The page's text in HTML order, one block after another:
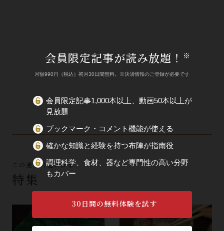
この連載の他の記事
特集
会員限定記事が読み放題！ ※
月額990円（税込）初月30日間無料。※決済情報のご登録が必要です
会員限定記事1,000本以上、動画50本以上が
見放題
ブックマーク・コメント機能が使える
確かな知識と経験を持つ布陣が指南役
調理科学、食材、器など専門性の高い分野
もカバー
30日間の無料体験を試す